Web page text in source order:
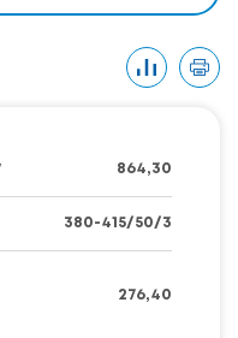
864,30
380-415/50/3
276,40